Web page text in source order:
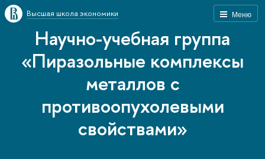
Меню
Высшая школа экономики
Научно-учебная группа
«Пиразольные комплексы
металлов с
противоопухолевыми
свойствами»